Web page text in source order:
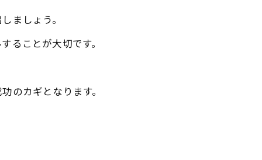
ましょう。
ることが大切です。
のカギとなります。